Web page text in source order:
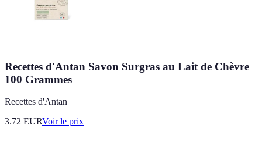
Recettes d'Antan Savon Surgras au Lait de Chèvre
100 Grammes
Recettes d'Antan
3.72 EURVoir le prix